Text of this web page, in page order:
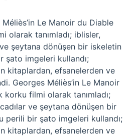
Le Manoir du Diable
olarak tanımladı; iblisler,
şeytana dönüşen bir iskeletin
şato imgeleri kullandı;
kitaplardan, efsanelerden ve
Georges Méliès’in Le Manoir
filmi olarak tanımladı;
ve şeytana dönüşen bir
perili bir şato imgeleri kullandı;
kitaplardan, efsanelerden ve